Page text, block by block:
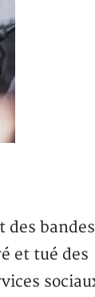
des bandes
et tué des